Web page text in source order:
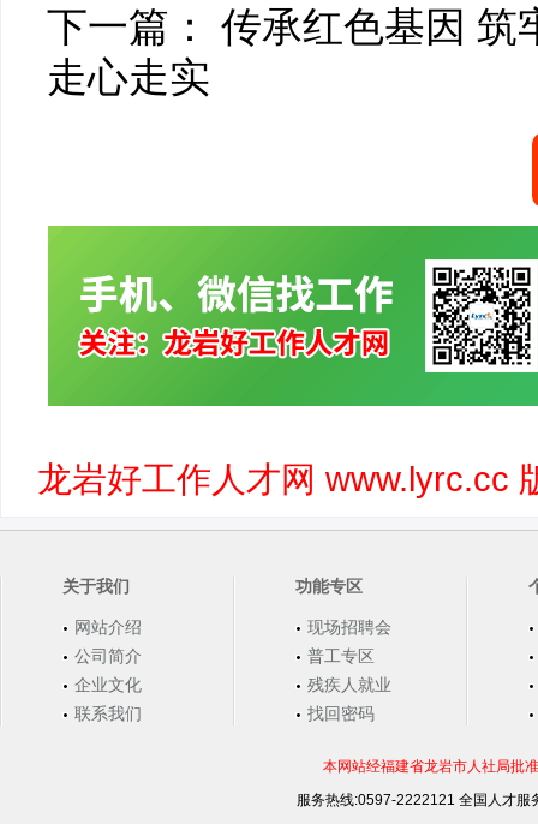
下一篇：
传承红色基因 筑
走心走实
龙岩好工作人才网 www.lyrc.cc
关于我们
网站介绍
公司简介
企业文化
联系我们
功能专区
现场招聘会
普工专区
残疾人就业
找回密码
本网站经福建省龙岩市人社局批
服务热线:0597-2222121 全国人才